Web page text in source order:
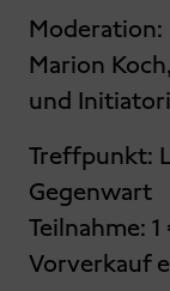
Moderation:
Marion
und
Treffpunkt:
Gegenwart
Teilnahme:
Vorverkauf